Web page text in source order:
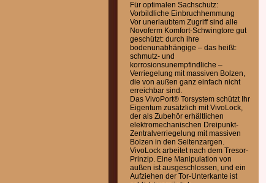
Für optimalen Sachschutz:
Vorbildliche Einbruchhemmung
Vor unerlaubtem Zugriff sind alle
Novoferm Komfort-Schwingtore gut
geschützt: durch ihre
bodenunabhängige – das heißt:
schmutz- und
korrosionsunempfindliche –
Verriegelung mit massiven Bolzen,
die von außen ganz einfach nicht
erreichbar sind.
Das VivoPort® Torsystem schützt Ihr
Eigentum zusätzlich mit VivoLock,
der als Zubehör erhältlichen
elektromechanischen Dreipunkt-
Zentralverriegelung mit massiven
Bolzen in den Seitenzargen.
VivoLock arbeitet nach dem Tresor-
Prinzip. Eine Manipulation von
außen ist ausgeschlossen, und ein
Aufziehen der Tor-Unterkante ist